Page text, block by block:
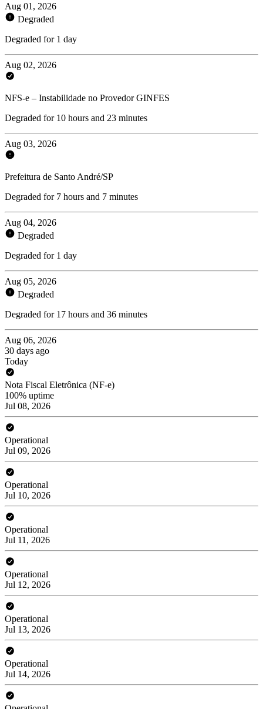
Aug 01, 2026
Degraded
Degraded for 1 day
Aug 02, 2026
NFS-e – Instabilidade no Provedor GINFES
Degraded for 10 hours and 23 minutes
Aug 03, 2026
Prefeitura de Santo André/SP
Degraded for 7 hours and 7 minutes
Aug 04, 2026
Degraded
Degraded for 1 day
Aug 05, 2026
Degraded
Degraded for 17 hours and 36 minutes
Aug 06, 2026
30 days ago
Today
Nota Fiscal Eletrônica (NF-e)
100% uptime
Jul 08, 2026
Operational
Jul 09, 2026
Operational
Jul 10, 2026
Operational
Jul 11, 2026
Operational
Jul 12, 2026
Operational
Jul 13, 2026
Operational
Jul 14, 2026